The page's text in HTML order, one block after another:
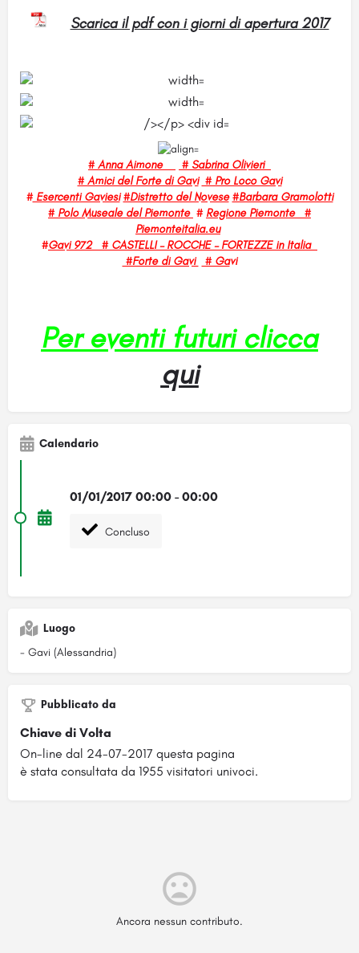
Scarica il pdf con i giorni di apertura 2017
# Anna Aimone
# Sabrina Olivieri
# Amici del Forte di Gavi # Pro Loco Gavi
#Esercenti Gaviesi #Distretto del Novese #Barbara Gramolotti
#Polo Museale del Piemonte # Regione Piemonte #
Piemonteitalia.eu
#Gavi 972 # CASTELLI – ROCCHE – FORTEZZE in Italia
#Forte di Gavi # Gavi
Per eventi futuri clicca
qui
Calendario
01/01/2017 00:00 - 00:00
Concluso
Luogo
- Gavi (Alessandria)
Pubblicato da
Chiave di Volta
On-line dal 24-07-2017 questa pagina
è stata consultata da 1955 visitatori univoci.
Ancora nessun contributo.